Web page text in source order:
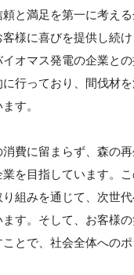
と満足を第一に考え
様に喜びを提供し続
オマス発電の企業と
行っており、間伐材
す。
費に留まらず、森の再
を目指しています。こ
組みを通じて、次世
す。そして、お客様
とで、社会全体への